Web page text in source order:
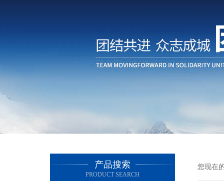
产品搜索
PRODUCT SEARCH
您现在